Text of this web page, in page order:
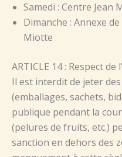
Samedi : Centre Jean
Dimanche : Annexe
Miotte
ARTICLE 14 : Respect
Il est interdit de jeter
(emballages, sachets,
publique pendant la
(pelures de fruits, etc.)
sanction en dehors des